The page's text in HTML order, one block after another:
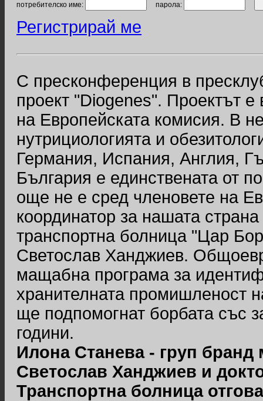
потребителско име: парола:
Регистрирай ме
С пресконференция в
проект "Diogenes". Проектът
на Европейската комисия. В
нутрициологията и
Германия, Испания, Англия,
България е единствената от
още не е сред членовете на
координатор за нашата
транспортна болница "Цар
Светослав Ханджиев.
мащабна програма за
хранителната промишленост
ще подпомогнат борбата със
години.
Илона Станева - груп
Светослав Ханджиев и
Транспортна болница